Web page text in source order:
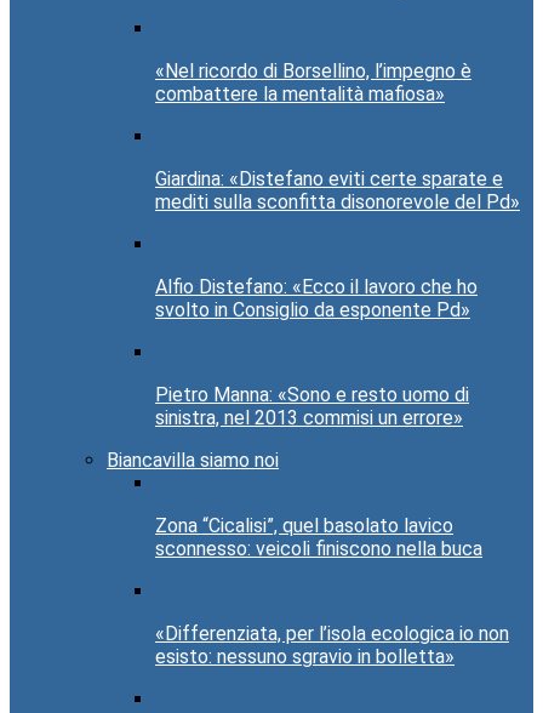
«Nel ricordo di Borsellino, l’impegno è
combattere la mentalità mafiosa»
Giardina: «Distefano eviti certe sparate e
mediti sulla sconfitta disonorevole del Pd»
Alfio Distefano: «Ecco il lavoro che ho
svolto in Consiglio da esponente Pd»
Pietro Manna: «Sono e resto uomo di
sinistra, nel 2013 commisi un errore»
Biancavilla siamo noi
Zona “Cicalisi”, quel basolato lavico
sconnesso: veicoli finiscono nella buca
«Differenziata, per l’isola ecologica io non
esisto: nessuno sgravio in bolletta»